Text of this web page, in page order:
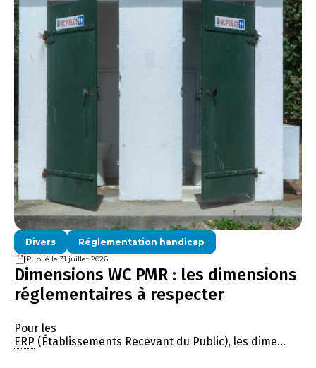
Divers Réglementation handicap
Publié le 31 juillet 2026
Dimensions WC PMR : les dimensions
réglementaires à respecter
Pour les
ERP (Établissements Recevant du Public), les dime...